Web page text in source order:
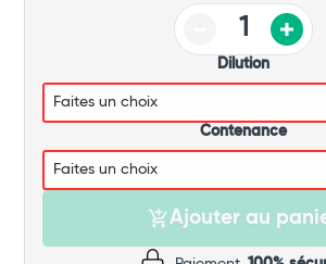
Dilution
Contenance
Ajouter au